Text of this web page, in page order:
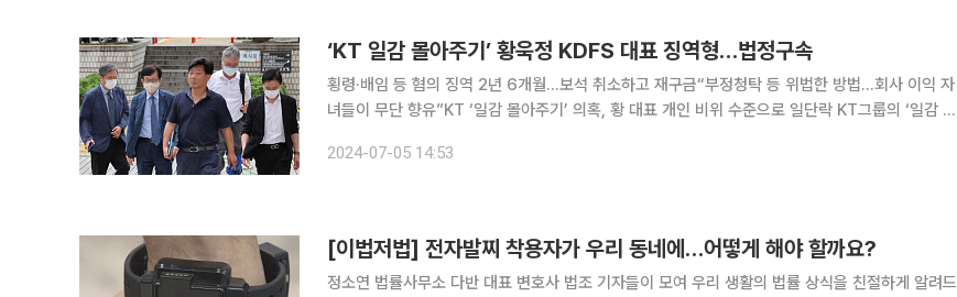
‘KT 일감 몰아주기’ 황욱정 KDFS 대표 징역형…법정구속
횡령·배임 등 혐의 징역 2년 6개월…보석 취소하고 재구금“부정청탁 등 위법한 방법…회사 이익 자
녀들이 무단 향유”KT ‘일감 몰아주기’ 의혹, 황 대표 개인 비위 수준으로 일단락 KT그룹의 ‘일감 몰
법정 구속됐다. 서울중앙지법 형사합의24부(최경
2024-07-05 14:53
[이법저법] 전자발찌 착용자가 우리 동네에…어떻게 해야 할까요?
정소연 법률사무소 다반 대표 변호사 법조 기자들이 모여 우리 생활의 법률 상식을 친절하게 알려드